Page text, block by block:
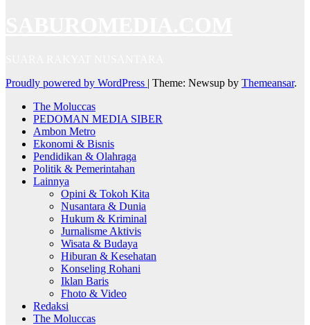
Proudly powered by WordPress | Theme: Newsup by Themeansar.
The Moluccas
PEDOMAN MEDIA SIBER
Ambon Metro
Ekonomi & Bisnis
Pendidikan & Olahraga
Politik & Pemerintahan
Lainnya
Opini & Tokoh Kita
Nusantara & Dunia
Hukum & Kriminal
Jurnalisme Aktivis
Wisata & Budaya
Hiburan & Kesehatan
Konseling Rohani
Iklan Baris
Fhoto & Video
Redaksi
The Moluccas